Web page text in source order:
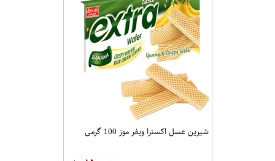
شیرین عسل اکسترا ویفر موز 100 گرمی